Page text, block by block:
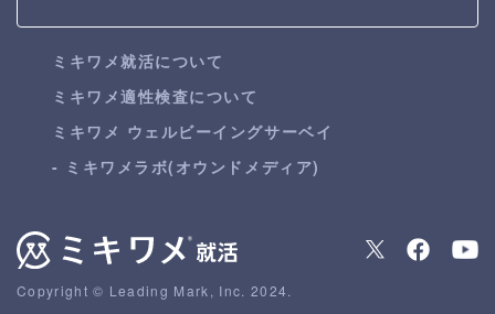
ミキワメ就活について
ミキワメ適性検査について
ミキワメ ウェルビーイングサーベイ
- ミキワメラボ(オウンドメディア)
Copyright © Leading Mark, Inc. 2024.